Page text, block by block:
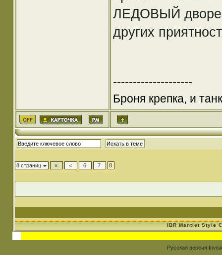
ЛЕДОВЫЙ
других
--------------------
Броня крепка, и
8 страниц « < 6 7 8
IBR Mantlet Style
Русская версия